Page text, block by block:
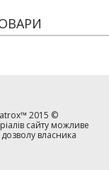
2015 ©
сайту можливе
власника